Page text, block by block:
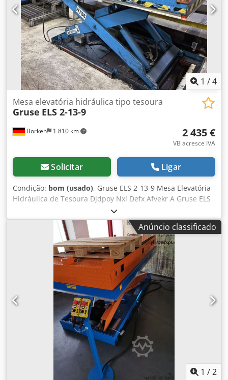
1 /4
Borken 1 810 km
Mesa elevatória hidráulica tipo tesoura
Gruse ELS 2-13-9
2 435 €
VB acresce IVA
Solicitar Ligar
Condição: bom (usado), Gruse ELS 2-13-9 Mesa Elevatória
Hidráulica de Tesoura Djdpoy Nxl Defx Afvekr A Gruse ELS
2-13-9 é uma mesa elevatória de tesoura estacionária da
série ELS, projetada para uma capacidade de carga de até
2000 kg. Destaca-se por sua construção robusta com
tesouras tubulares e foi desenvolvida para ser utilizada
como mesa de montagem ou de carregamento.
Características e Equipamentos Equipamento de
segurança: A mesa elevatória possui uma borda de contato
(borda de segurança) ao redor da placa da mesa,
dispositivos de segurança contra ruptura de mangueiras
diretamente no cilindro e válvulas de bloqueio elétrico.
Construção: Conta com uma estrutura superior e inferior
estável, além de mancais de tesoura isentos de
manutenção. Operação: O controle é realizado, de série,
por um botão pulsador homem-morto com função de
parada de emergência. Capacidade de carga: 2000 kg.
Dimensões da plataforma: 2000 x 1000 mm. Curso útil:
Anúncio classificado
1 /2